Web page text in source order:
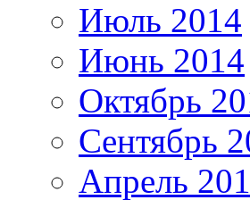
Июль 2014
Июнь 2014
Октябрь
Сентябрь
Апрель